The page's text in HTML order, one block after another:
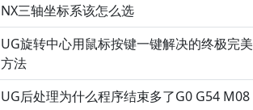
NX三轴坐标系该怎么选
UG旋转中心用鼠标按键一键解决的终极完美
方法
UG后处理为什么程序结束多了G0 G54 M08